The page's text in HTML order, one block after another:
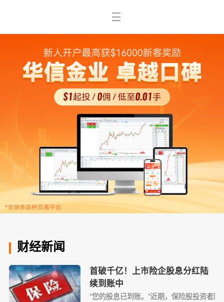
财经新闻
首破千亿！上市险企股息分红陆
续到账中
“您的股息已到账。”近期，保险股投资者